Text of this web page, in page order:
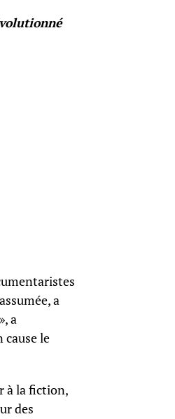
a
a
le
à la fiction,
des